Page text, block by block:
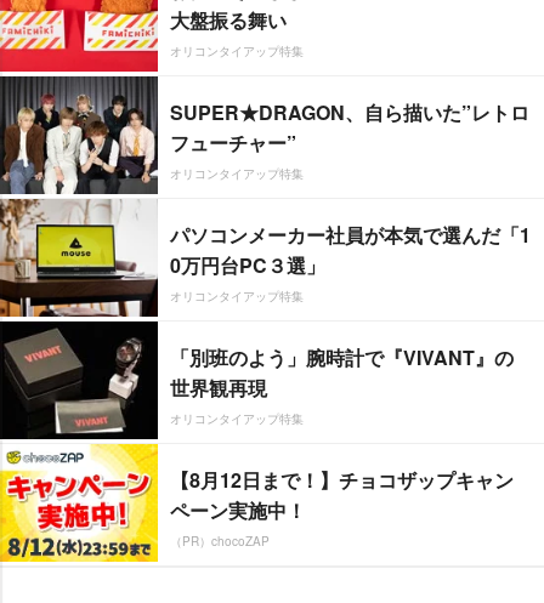
大盤振る舞い
オリコンタイアップ特集
SUPER★DRAGON、自ら描いた”レトロ
フューチャー”
オリコンタイアップ特集
パソコンメーカー社員が本気で選んだ「1
0万円台PC３選」
オリコンタイアップ特集
「別班のよう」腕時計で『VIVANT』の
世界観再現
オリコンタイアップ特集
【8月12日まで！】チョコザップキャン
ペーン実施中！
（PR）chocoZAP